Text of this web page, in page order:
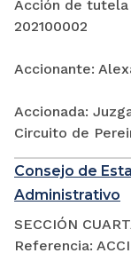
Acción de tutela
202100002
Accionante:
Accionada:
Circuito de
Consejo de
Administrativo
SECCIÓN
Referencia: